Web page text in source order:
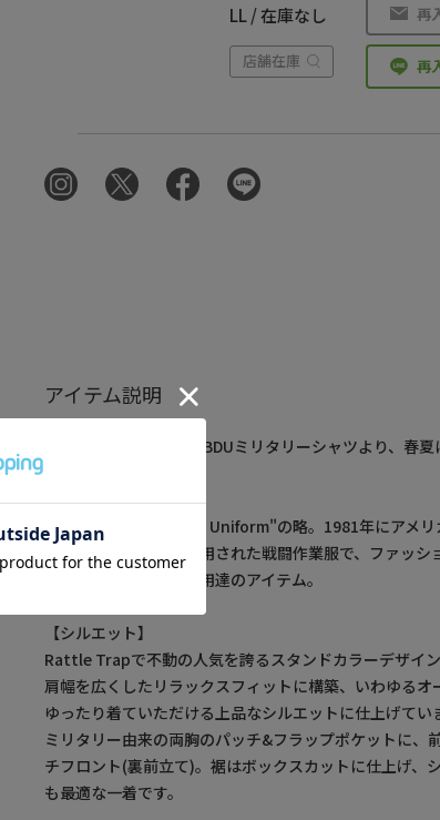
LL / 在庫なし
店舗在庫
再
再
アイテム説明
人気のスタンドカラー BDUミリタリーシャツより、春
BDUとは"Battle Dress Uniform"の略。1981年にアメリ
海軍の使用終了まで使用された戦闘作業服で、ファッシ
ミリタリー好きには御用達のアイテム。
【シルエット】
Rattle Trapで不動の人気を誇るスタンドカラーデザイ
肩幅を広くしたリラックスフィットに構築、いわゆるオ
ゆったり着ていただける上品なシルエットに仕上げてい
ミリタリー由来の両胸のパッチ&フラップポケットに、
チフロント(裏前立て)。裾はボックスカットに仕上げ、
も最適な一着です。